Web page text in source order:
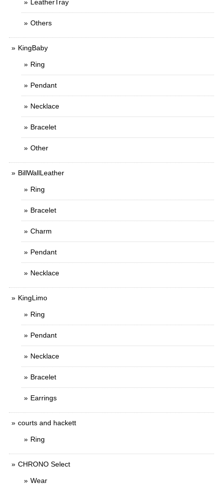
LeatherTray
Others
KingBaby
Ring
Pendant
Necklace
Bracelet
Other
BillWallLeather
Ring
Bracelet
Charm
Pendant
Necklace
KingLimo
Ring
Pendant
Necklace
Bracelet
Earrings
courts and hackett
Ring
CHRONO Select
Wear